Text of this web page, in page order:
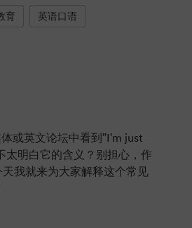
育 英语口语
或英文论坛中看到"I'm just
太明白它的含义？别担心，作
我就来为大家解释这个常见